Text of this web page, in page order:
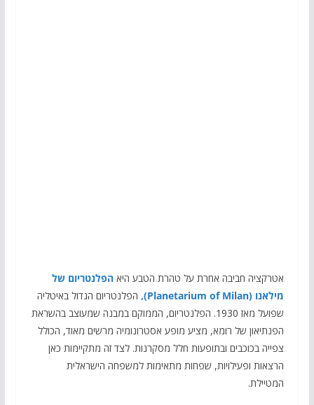
אטרקציה חביבה אחרת על טהרת הטבע היא הפלנטריום של
מילאנו (Planetarium of Milan),
הפלנטריום הגדול באיטליה
שפועל מאז 1930. הפלנטריום, הממוקם במבנה שמעוצב בהשראת
הפנתיאון של רומא, מציע מופע אסטרונומיה מרשים מאוד, הכולל
צפייה בכוכבים ובתופעות חלל מסקרנות. לצד זה מתקיימות כאן
הרצאות ופעילויות, שפחות מתאימות למשפחה הישראלית
המטיילת.